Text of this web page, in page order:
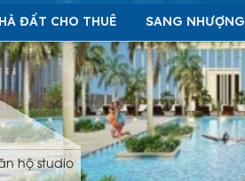
ĐẤT CHO THUÊ SANG NHƯỢNG
hộ studio